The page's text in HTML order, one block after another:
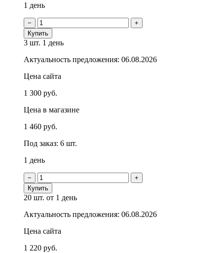
1 день
−
+
Купить
3 шт. 1 день
Актуальность предложения: 06.08.2026
Цена сайта
1 300 руб.
Цена в магазине
1 460 руб.
Под заказ: 6 шт.
1 день
−
+
Купить
20 шт. от 1 день
Актуальность предложения: 06.08.2026
Цена сайта
1 220 руб.